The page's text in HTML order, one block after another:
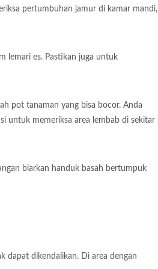
pertumbuhan jamur di kamar mandi,
lemari es. Pastikan juga untuk
pot tanaman yang bisa bocor. Anda
untuk memeriksa area lembab di sekitar
biarkan handuk basah bertumpuk
dapat dikendalikan. Di area dengan